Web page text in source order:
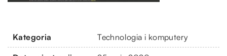
Kategoria Technologia i komputery